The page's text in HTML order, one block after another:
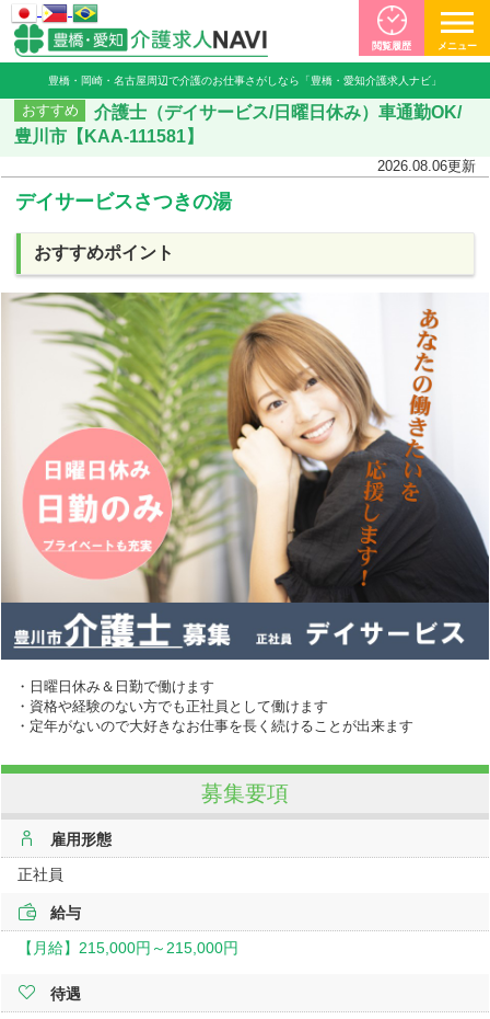
豊橋・岡崎・名古屋周辺で介護のお仕事さがしなら「豊橋・愛知介護求人ナビ」
閲覧履歴 メニュー
おすすめ
介護士（デイサービス/日曜日休み）車通勤OK/
豊川市【KAA-111581】
2026.08.06更新
デイサービスさつきの湯
おすすめポイント
・日曜日休み＆日勤で働けます
・資格や経験のない方でも正社員として働けます
・定年がないので大好きなお仕事を長く続けることが出来ます
募集要項
雇用形態
正社員
給与
【月給】215,000円～215,000円
待遇